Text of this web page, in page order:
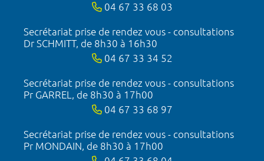
04 67 33 68 03
Secrétariat prise de rendez vous - consultations
Dr SCHMITT, de 8h30 à 16h30
04 67 33 34 52
Secrétariat prise de rendez vous - consultations
Pr GARREL, de 8h30 à 17h00
04 67 33 68 97
Secrétariat prise de rendez vous - consultations
Pr MONDAIN, de 8h30 à 17h00